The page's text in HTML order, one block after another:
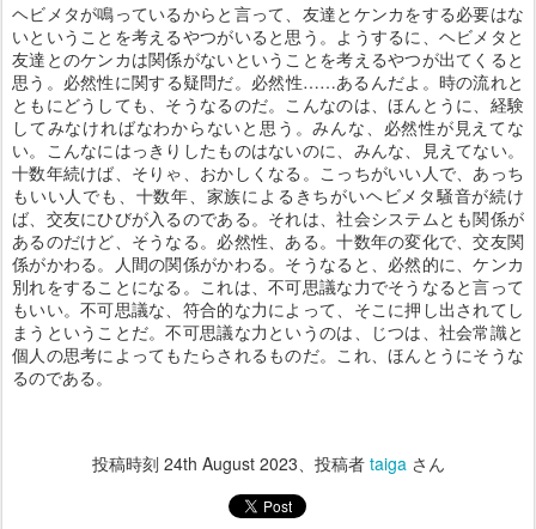
ヘビメタが鳴っているからと言って、友達とケンカをする必要はな
いということを考えるやつがいると思う。ようするに、ヘビメタと
友達とのケンカは関係がないということを考えるやつが出てくると
思う。必然性に関する疑問だ。必然性……あるんだよ。時の流れと
ともにどうしても、そうなるのだ。こんなのは、ほんとうに、経験
してみなければなわからないと思う。みんな、必然性が見えてな
い。こんなにはっきりしたものはないのに、みんな、見えてない。
十数年続けば、そりゃ、おかしくなる。こっちがいい人で、あっち
もいい人でも、十数年、家族によるきちがいヘビメタ騒音が続け
ば、交友にひびが入るのである。それは、社会システムとも関係が
あるのだけど、そうなる。必然性、ある。十数年の変化で、交友関
係がかわる。人間の関係がかわる。そうなると、必然的に、ケンカ
別れをすることになる。これは、不可思議な力でそうなると言って
もいい。不可思議な、符合的な力によって、そこに押し出されてし
まうということだ。不可思議な力というのは、じつは、社会常識と
個人の思考によってもたらされるものだ。これ、ほんとうにそうな
るのである。
投稿時刻 24th August 2023、投稿者 taigaさん